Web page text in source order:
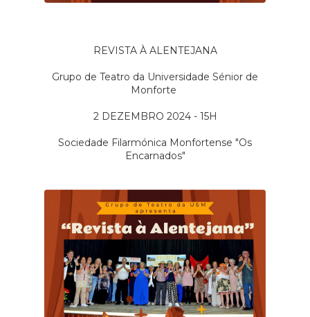
REVISTA À ALENTEJANA
Grupo de Teatro da Universidade Sénior de
Monforte
2 DEZEMBRO 2024 - 15H
Sociedade Filarmónica Monfortense "Os
Encarnados"